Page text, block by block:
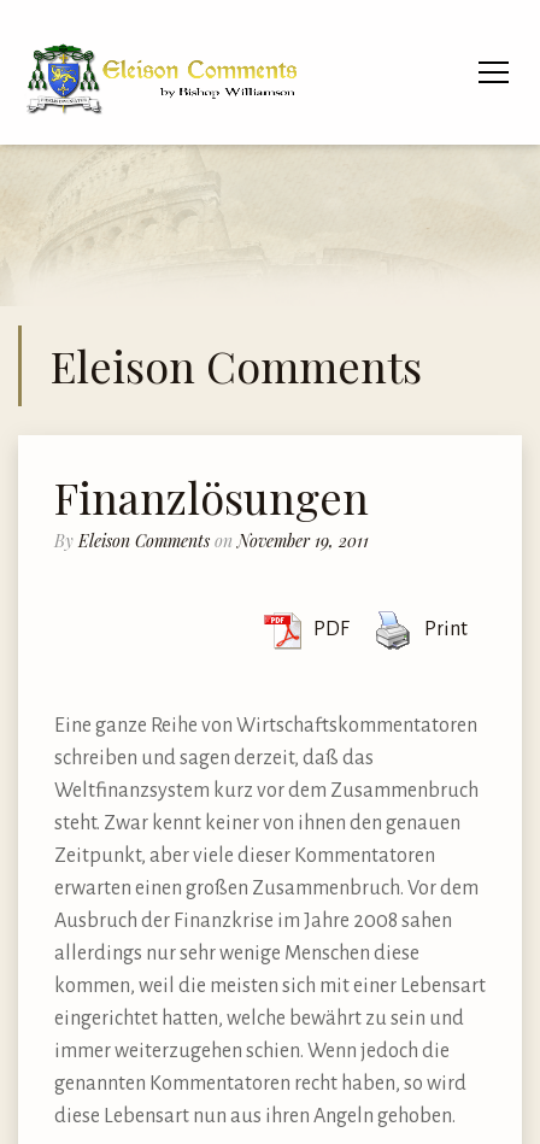
Eleison Comments
Finanzlösungen
By Eleison Comments on November 19, 2011
PDF Print
Eine ganze Reihe von Wirtschaftskommentatoren
schreiben und sagen derzeit, daß das
Weltfinanzsystem kurz vor dem Zusammenbruch
steht. Zwar kennt keiner von ihnen den genauen
Zeitpunkt, aber viele dieser Kommentatoren
erwarten einen großen Zusammenbruch. Vor dem
Ausbruch der Finanzkrise im Jahre 2008 sahen
allerdings nur sehr wenige Menschen diese
kommen, weil die meisten sich mit einer Lebensart
eingerichtet hatten, welche bewährt zu sein und
immer weiterzugehen schien. Wenn jedoch die
genannten Kommentatoren recht haben, so wird
diese Lebensart nun aus ihren Angeln gehoben.